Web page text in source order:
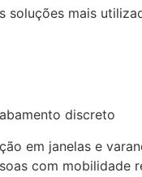
soluções mais
em janelas e
com mobilidade